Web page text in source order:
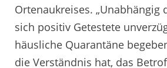
Ortenaukreises. „Unabhängig
sich positiv Getestete
häusliche Quarantäne
die Verständnis hat, das